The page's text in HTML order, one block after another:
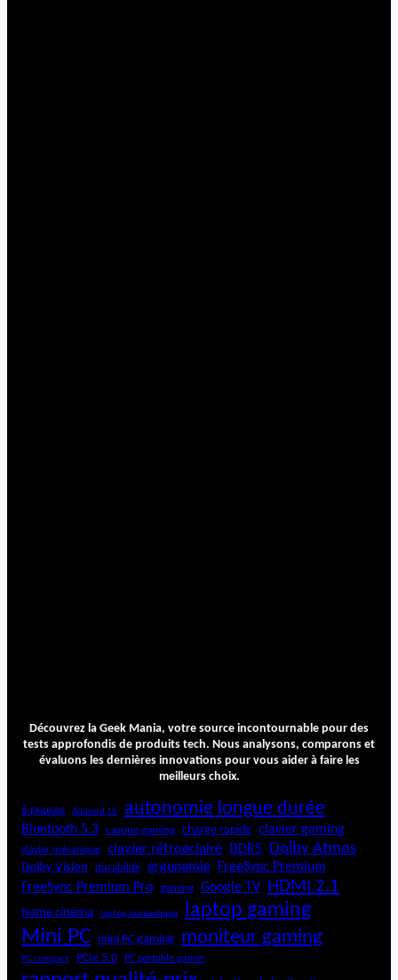
Découvrez la Geek Mania, votre source incontournable pour des
tests approfondis de produits tech. Nous analysons, comparons et
évaluons les dernières innovations pour vous aider à faire les
meilleurs choix.
6 pouces Android 15 autonomie longue durée
Bluetooth 5.3 casque gaming charge rapide clavier gaming
clavier mécanique clavier rétroéclairé DDR5 Dolby Atmos
Dolby Vision durabilité ergonomie FreeSync Premium
FreeSync Premium Pro
gaming Google TV HDMI 2.1
home cinéma laptop bureautique laptop gaming
Mini PC mini PC gaming moniteur gaming
PC compact PCIe 5.0 PC portable gamer